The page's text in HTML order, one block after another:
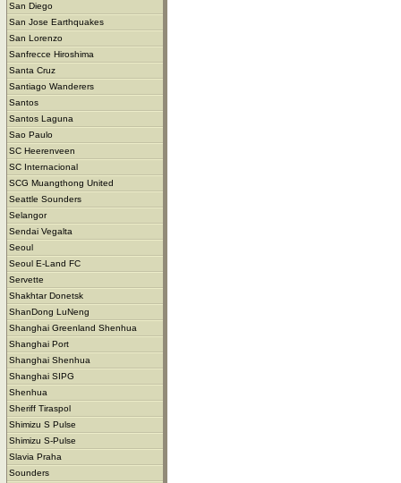
San Diego
San Jose Earthquakes
San Lorenzo
Sanfrecce Hiroshima
Santa Cruz
Santiago Wanderers
Santos
Santos Laguna
Sao Paulo
SC Heerenveen
SC Internacional
SCG Muangthong United
Seattle Sounders
Selangor
Sendai Vegalta
Seoul
Seoul E-Land FC
Servette
Shakhtar Donetsk
ShanDong LuNeng
Shanghai Greenland Shenhua
Shanghai Port
Shanghai Shenhua
Shanghai SIPG
Shenhua
Sheriff Tiraspol
Shimizu S Pulse
Shimizu S-Pulse
Slavia Praha
Sounders